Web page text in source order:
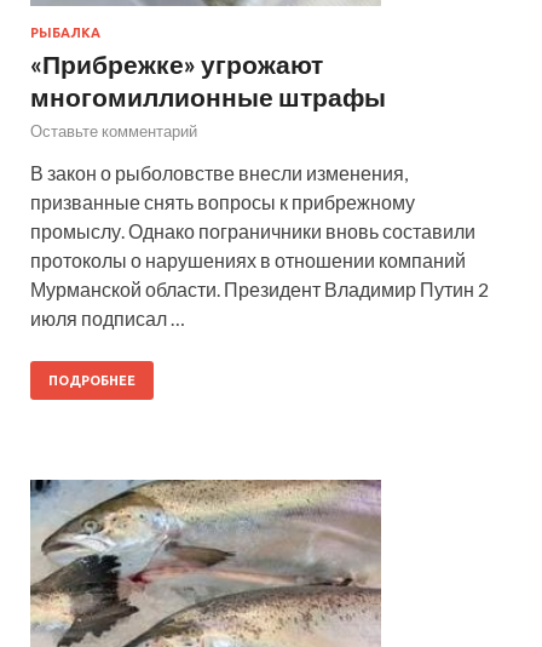
РЫБАЛКА
«Прибрежке» угрожают
многомиллионные штрафы
Оставьте комментарий
В закон о рыболовстве внесли изменения,
призванные снять вопросы к прибрежному
промыслу. Однако пограничники вновь составили
протоколы о нарушениях в отношении компаний
Мурманской области. Президент Владимир Путин 2
июля подписал …
ПОДРОБНЕЕ